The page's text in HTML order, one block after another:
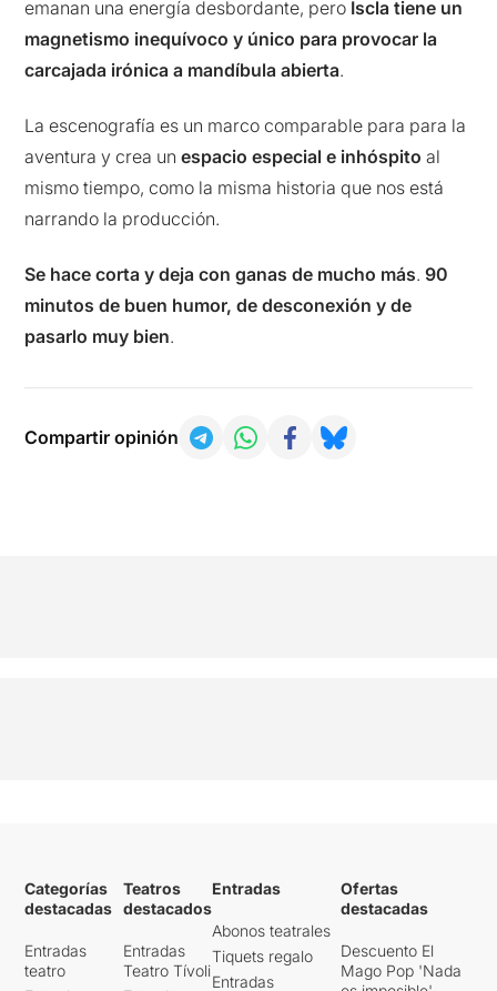
emanan una energía desbordante, pero Iscla tiene un
magnetismo inequívoco y único para provocar la
carcajada irónica a mandíbula abierta.
La escenografía es un marco comparable para para la
aventura y crea unespacio especial e inhóspitoal
mismo tiempo, como la misma historia que nos está
narrando la producción.
Se hace corta y deja con ganas de mucho más. 90
minutos de buen humor, de desconexión y de
pasarlo muy bien.
Compartir opinión
Categorías
destacadas
Entradas
teatro
Teatros
destacados
Entradas
Teatro Tívoli
Entradas
Abonos teatrales
Tiquets regalo
Entradas
Ofertas
destacadas
Descuento El
Mago Pop 'Nada